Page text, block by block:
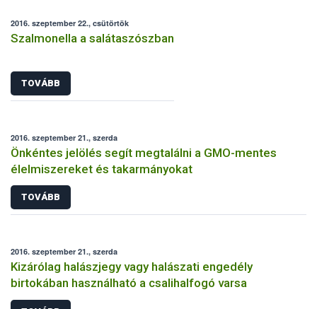
2016. szeptember 22., csütörtök
Szalmonella a salátaszószban
TOVÁBB
2016. szeptember 21., szerda
Önkéntes jelölés segít megtalálni a GMO-mentes
élelmiszereket és takarmányokat
TOVÁBB
2016. szeptember 21., szerda
Kizárólag halászjegy vagy halászati engedély
birtokában használható a csalihalfogó varsa